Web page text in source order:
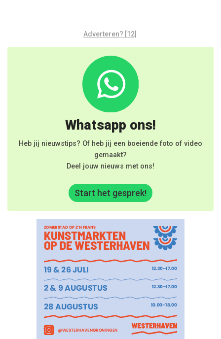
Adverteren? [12]
Whatsapp ons!
Heb jij nieuwstips? Of heb jij een boeiende foto of video
gemaakt?
Deel jouw nieuws met ons!
Start het gesprek!